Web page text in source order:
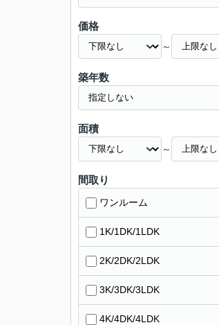
価格
～
築年数
面積
～
間取り
ワンルーム
1K/1DK/1LDK
2K/2DK/2LDK
3K/3DK/3LDK
4K/4DK/4LDK